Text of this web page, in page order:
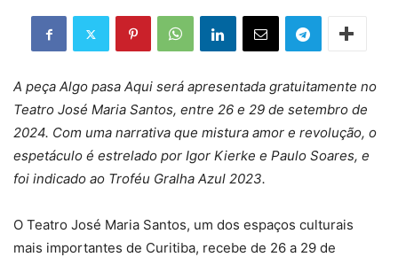
A peça Algo pasa Aqui será apresentada gratuitamente no
Teatro José Maria Santos, entre 26 e 29 de setembro de
2024. Com uma narrativa que mistura amor e revolução, o
espetáculo é estrelado por Igor Kierke e Paulo Soares, e
foi indicado ao Troféu Gralha Azul 2023.
O Teatro José Maria Santos, um dos espaços culturais
mais importantes de Curitiba, recebe de 26 a 29 de